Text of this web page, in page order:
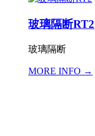
玻璃隔断RT2
玻璃隔断
MORE INFO →